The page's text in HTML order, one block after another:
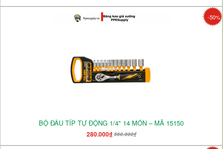
-50%
BỘ ĐẦU TÍP TỰ ĐỘNG 1/4" 14 MÓN – MÃ 15150
280.000₫560.000₫